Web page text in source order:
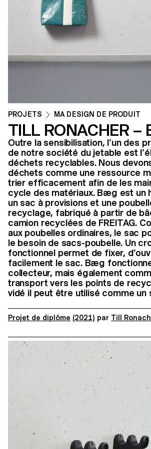
PROJETS MA DESIGN DE PRODUIT
TILL RONACHER –
Outre la sensibilisation, l’un des
de notre société du jetable est
déchets recyclables. Nous
déchets comme une ressource
trier efficacement afin de les
cycle des matériaux. Bæg est un
un sac à provisions et une
recyclage, fabriqué à partir de
camion recyclées de FREITAG.
aux poubelles ordinaires, le sac
le besoin de sacs-poubelle. Un
fonctionnel permet de fixer,
facilement le sac. Bæg
collecteur, mais également
transport vers les points de
vidé il peut être utilisé comme un
Projet de diplôme (2021) par Till